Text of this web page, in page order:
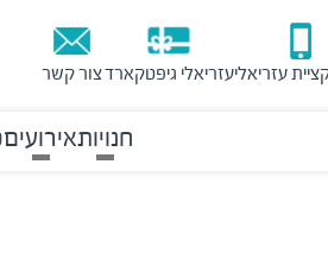
עזריאליעזריאלי גיפטקארדצור קשר
חנויותאירועים